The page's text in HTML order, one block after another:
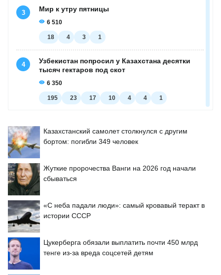
Казахстанский самолет столкнулся с другим
бортом: погибли 349 человек
Жуткие пророчества Ванги на 2026 год начали
сбываться
«С неба падали люди»: самый кровавый теракт в
истории СССР
Цукерберга обязали выплатить почти 450 млрд
тенге из-за вреда соцсетей детям